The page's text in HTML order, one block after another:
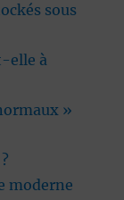
sous
elle à
»
moderne